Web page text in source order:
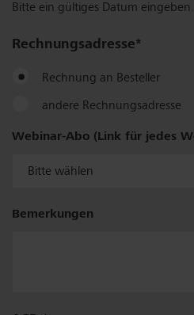
Bitte ein gültiges Datum eingeben.
Rechnungs­adresse
Rechnung an Besteller
andere Rechnungsadresse
Firma
Name
Webinar-Abo (Link für jedes
Bemerkungen